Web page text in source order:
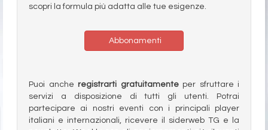
scopri la formula più adatta alle tue esigenze.
Abbonamenti
Puoi anche registrarti gratuitamenteper sfruttare i
servizi a disposizione di tutti gli utenti. Potrai
partecipare ai nostri eventi con i principali player
italiani e internazionali, ricevere il siderweb TG e la